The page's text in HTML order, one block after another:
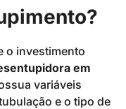
o investimento
em
variáveis
e o tipo de